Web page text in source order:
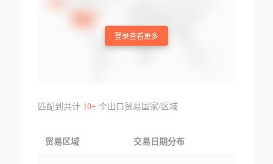
登录查看更多
匹配到共计 10+个出口贸易国家/区域
贸易区域 交易日期分布